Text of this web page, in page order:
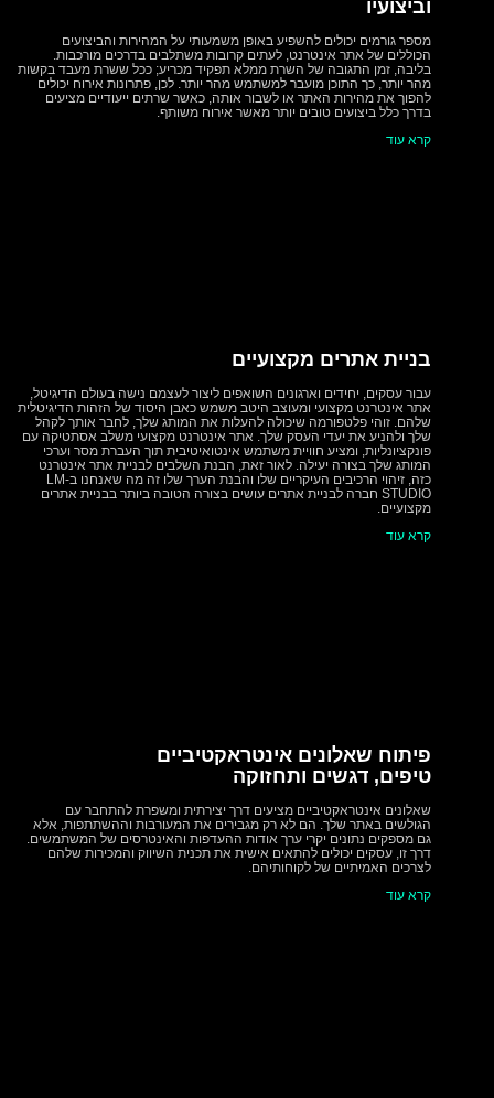
דפי נחיתה
אפליקציות ווב
וביצועיו
מספר גורמים יכולים להשפיע באופן משמעותי על המהירות והביצועים
הכוללים של אתר אינטרנט, לעתים קרובות משתלבים בדרכים מורכבות.
בליבה, זמן התגובה של השרת ממלא תפקיד מכריע; ככל ששרת מעבד בקשות
מהר יותר, כך התוכן מועבר למשתמש מהר יותר. לכן, פתרונות אירוח יכולים
להפוך את מהירות האתר או לשבור אותה, כאשר שרתים ייעודיים מציעים
בדרך כלל ביצועים טובים יותר מאשר אירוח משותף.
קרא עוד
בניית אתרים מקצועיים
עבור עסקים, יחידים וארגונים השואפים ליצור לעצמם נישה בעולם הדיגיטל,
אתר אינטרנט מקצועי ומעוצב היטב משמש כאבן היסוד של הזהות הדיגיטלית
שלהם. זוהי פלטפורמה שיכולה להעלות את המותג שלך, לחבר אותך לקהל
שלך ולהניע את יעדי העסק שלך. אתר אינטרנט מקצועי משלב אסתטיקה עם
פונקציונליות, ומציע חוויית משתמש אינטואיטיבית תוך העברת מסר וערכי
המותג שלך בצורה יעילה. לאור זאת, הבנת השלבים לבניית אתר אינטרנט
כזה, זיהוי הרכיבים העיקריים שלו והבנת הערך שלו זה מה שאנחנו בLM-
STUDIO חברה לבניית אתרים עושים בצורה הטובה ביותר בבניית אתרים
מקצועיים.
קרא עוד
פיתוח שאלונים אינטראקטיביים
טיפים, דגשים ותחזוקה
שאלונים אינטראקטיביים מציעים דרך יצירתית ומשפרת להתחבר עם
הגולשים באתר שלך. הם לא רק מגבירים את המעורבות וההשתתפות, אלא
גם מספקים נתונים יקרי ערך אודות ההעדפות והאינטרסים של המשתמשים.
דרך זו, עסקים יכולים להתאים אישית את תכנית השיווק והמכירות שלהם
לצרכים האמיתיים של לקוחותיהם.
קרא עוד